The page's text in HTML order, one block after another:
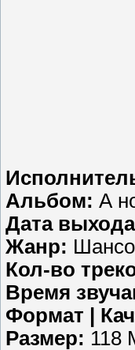
Альбом: А
Дата
Жанр:
Кол-во
Время
Формат |
Размер: 118